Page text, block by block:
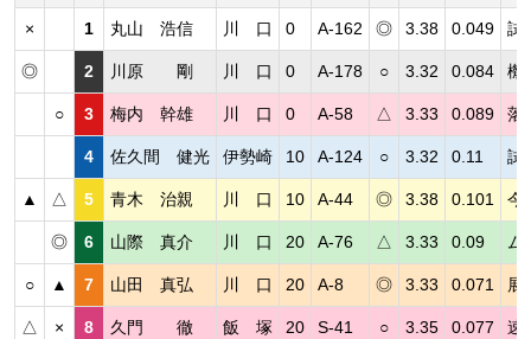
× 1 丸山 浩信 川 口 0 A-162 ◎ 3.38 0.049 試
◎ 2 川原 剛 川 口 0 A-178 ○ 3.32 0.084 機
○ 3 梅内 幹雄 川 口 0 A-58 △ 3.33 0.089 落
4 佐久間 健光 伊勢崎 10 A-124 ○ 3.32 0.11 試
▲ △ 5 青木 治親 川 口 10 A-44 ◎ 3.38 0.101 今
◎ 6 山際 真介 川 口 20 A-76 △ 3.33 0.09 ム
○ ▲ 7 山田 真弘 川 口 20 A-8 ◎ 3.33 0.071 展
△ × 8 久門 徹 飯 塚 20 S-41 ○ 3.35 0.077 速